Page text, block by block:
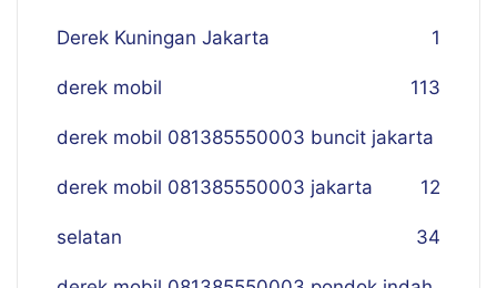
Derek Kuningan Jakarta 1
derek mobil 113
derek mobil 081385550003 buncit jakarta
12
derek mobil 081385550003 jakarta
selatan 34